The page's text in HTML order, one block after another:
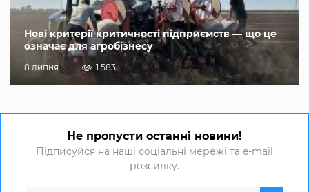
Нові критерії критичності підприємств — що це
означає для агробізнесу
8 липня 1 583
Не пропусти останні новини!
Підписуйся на наші соціальні мережі та e-mail
розсилку.